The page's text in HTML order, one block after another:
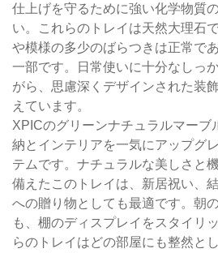
仕上げを守るために強い化学物質
い。これらのトレイは天然大理石
や模様の多少のばらつきは正常で
一部です。日常使いに十分なしっ
がら、思慮深くデザインされた装
えています。
XPICのグリーンナチュラルマーブ
納とインテリアを一気にアップグ
テムです。ナチュラルな美しさと
備えたこのトレイは、新居祝い、
への贈り物としても最適です。朝
も、棚のディスプレイをスタイリ
らのトレイはどの部屋にも整然と